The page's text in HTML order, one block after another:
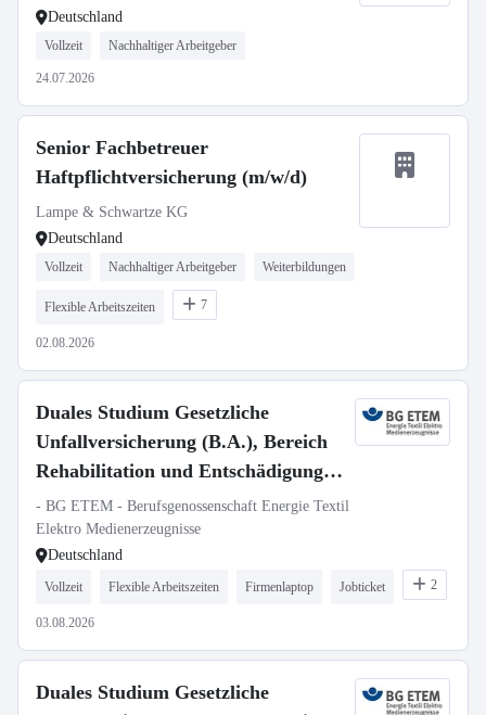
Deutschland
Vollzeit Nachhaltiger Arbeitgeber
24.07.2026
Senior Fachbetreuer
Haftpflichtversicherung (m/w/d)
Lampe & Schwartze KG
Deutschland
Vollzeit Nachhaltiger Arbeitgeber Weiterbildungen
Flexible Arbeitszeiten 7
02.08.2026
Duales Studium Gesetzliche
Unfallversicherung (B.A.), Bereich
Rehabilitation und Entschädigung,
Region West (Köln, Düsseldorf,
Wiesbaden)
- BG ETEM - Berufsgenossenschaft Energie Textil
Elektro Medienerzeugnisse
Deutschland
Vollzeit Flexible Arbeitszeiten Firmenlaptop Jobticket 2
03.08.2026
Duales Studium Gesetzliche